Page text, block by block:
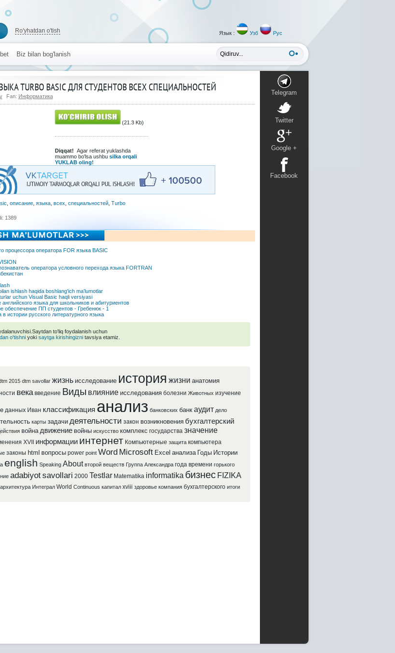
Ro'yhatdan o'tish Язык : Узб Рус
Biz bilan bog'lanish
Telegram
Twitter
Google +
Facebook
TURBO BASIC ДЛЯ СТУДЕНТОВ ВСЕХ СПЕЦИАЛЬНОСТЕЙ
Fan: Информатика
(21.3 Kb)
Diqqat! Agar referat yuklashda
muammo bo'lsa ushbu silka orqali
YUKLAB oling!
описание, языка, всех специальностей, Turbo
1389
процессора оператора FOR языка BASIC
оператора условного перехода языка FORTRAN
ishlash haqida boshlang'ich ma'lumotlar
uchun Visual Basic haqli versiyasi
языка для школьников и абитуриентов
обеспечение ПП студентов - Гребенюк - 1
истории русского литературного языка
to'liq foydalanish uchun
o'tishniyoki saytga kirishingiznitavsiya etamiz.
2015 dtm savollar жизнь исследование история жизни анатомия
века введение Виды влияние исследования болезни Животных изучение
данных Иван классификация анализ банковских банк аудит дело
карты задачи деятельности закон возникновения бухгалтерский
война движение войны искусство комплекс государства значение
XVII информации интернет Компьютерные защита компьютера
законы html вопросы power point Word Microsoft Excel анализа Годы Истории
english Speaking About второй веществ Группа Александра года времени горького
adabiyotsavollari 2000 Testlar Matematika informatika бизнес FIZIKA
архитектура Интеграл World Continuous капитал xviii здоровье компания бухгалтерского итоги